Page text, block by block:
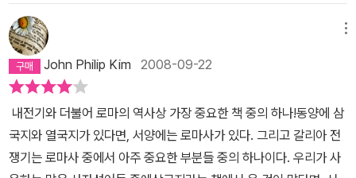
평정하고, 나아가 게르만족의 외침을 막아내는 기틀을 만든 장본인의
전쟁기는 한편의 드라마와 같다. 응집된 힘의 결정체로 만들어 낼 수
있었던 총사령관 카이사르는 부하 군인들의 귀감이 되었고, 냉철한
지휘관으로써 자리 메김 되어 있다는 것을 이 글을 통해 재차 인식되
어져 온다. 전투에 임하기 전에, 처음 적의 내습에 공격을 당하거
나 역습을 받고 난 이후 또는 위기 상황에서 실시하는 연설의 내용은
장병들에게 용기와 힘을 솟게 하는 탁월한 웅변가이면서 지략이 넘치
는 리더로서의 역할을 충분히 발휘하고 있다. 이로 인해 8년간의 전
서 생각해 낸 것이 각 시리즈에 대응하는 대표적인 저서를 먼저 읽어
보기로 정했는데, 로마인이야기 4~5권이 카이사르 이야기이므로, 4
권을 읽기 전에는 카이사르의 갈리아 전쟁기를, 5권을 읽기 전에는
카이사르의 내전기를 먼저 읽어 보기로 했다.대학다닐 때 2학년때인
가 전공교양과목으로 '라틴어'를 수강했었다. 당시 라틴어 강독교재가
카이사르의 갈리아 전기였던 것으로 기억하는데, 그 때의 배웠던 몇
몇 문구는 아직도 기억이 난다. 아무튼 그 때의 기억으로도 라틴어 원
서인갈리아 전기는 매우 간결하고 해석도 쉬웠던 것 같았다.카이사르
John Philip Kim 2008-09-22
내전기와 더불어 로마의 역사상 가장 중요한 책 중의 하나!동양에 삼
국지와 열국지가 있다면, 서양에는 로마사가 있다. 그리고 갈리아 전
쟁기는 로마사 중에서 아주 중요한 부분들 중의 하나이다. 우리가 사